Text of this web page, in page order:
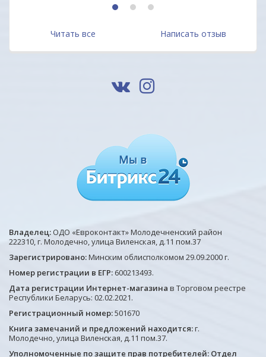
1 2 3
Читать все Написать отзыв
Владелец:ОДО «Евроконтакт» Молодечненский район
222310, г. Молодечно, улица Виленская, д.11 пом.37
Зарегистрировано:Минским облисполкомом 29.09.2000 г.
Номер регистрации в ЕГР: 600213493.
Дата регистрации Интернет-магазина в Торговом реестре
Республики Беларусь: 02.02.2021.
Регистрационный номер:501670
Книга замечаний и предложений находится:г.
Молодечно, улица Виленская, д.11 пом.37.
Уполномоченные по защите прав потребителей: Отдел